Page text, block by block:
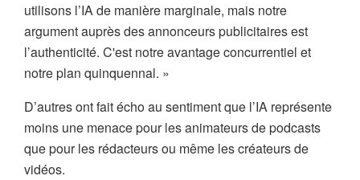
utilisons l’IA de manière marginale, mais notre
argument auprès des annonceurs publicitaires est
l’authenticité. C'est notre avantage concurrentiel et
notre plan quinquennal. »
D’autres ont fait écho au sentiment que l’IA représente
moins une menace pour les animateurs de podcasts
que pour les rédacteurs ou même les créateurs de
vidéos.